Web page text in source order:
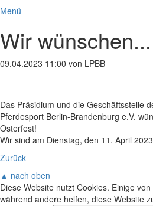
Menü
Wir wünschen...
09.04.2023 11:00 von LPBB
Das Präsidium und die Geschäftsstelle
Pferdesport Berlin-Brandenburg e.V.
Osterfest!
Wir sind am Dienstag, den 11. April
Zurück
▲ nach oben
Diese Website nutzt Cookies. Einige
während andere helfen, diese Website